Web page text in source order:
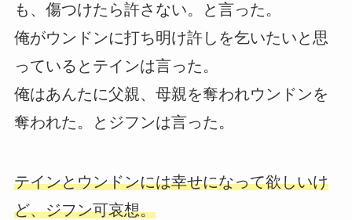
も、傷つけたら許さない。と言った。
俺がウンドンに打ち明け許しを乞いたいと思
っているとテインは言った。
俺はあんたに父親、母親を奪われウンドンを
奪われた。とジフンは言った。
テインとウンドンには幸せになって欲しいけ
ど、ジフン可哀想。